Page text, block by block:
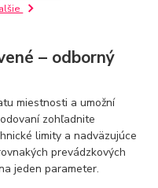
– odborný
miestnosti a umožní
zohľadnite
limity a nadväzujúce
prevádzkových
jeden parameter.